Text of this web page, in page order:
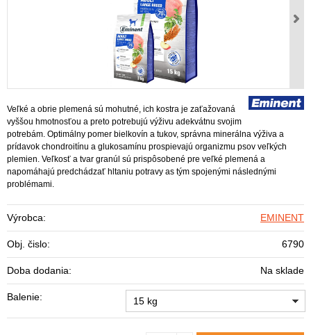
Veľké a obrie plemená sú mohutné, ich kostra je zaťažovaná
vyššou hmotnosťou a preto potrebujú výživu adekvátnu svojim
potrebám. Optimálny pomer bielkovín a tukov, správna minerálna výživa a
prídavok chondroitínu a glukosamínu prospievajú organizmu psov veľkých
plemien. Veľkosť a tvar granúl sú prispôsobené pre veľké plemená a
napomáhajú predchádzať hltaniu potravy as tým spojenými následnými
problémami.
Výrobca: EMINENT
Obj. čislo: 6790
Doba dodania: Na sklade
Balenie: 15 kg